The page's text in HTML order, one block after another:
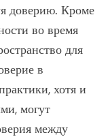
доверию. Кроме
во время
для
в
хотя и
могут
между